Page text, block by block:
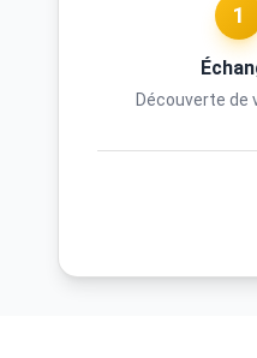
1
Découverte de